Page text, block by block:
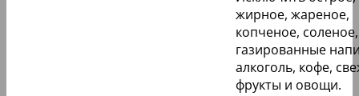
жирное, жареное,
копченое, соленое,
газированные
алкоголь, кофе,
фрукты и овощи.